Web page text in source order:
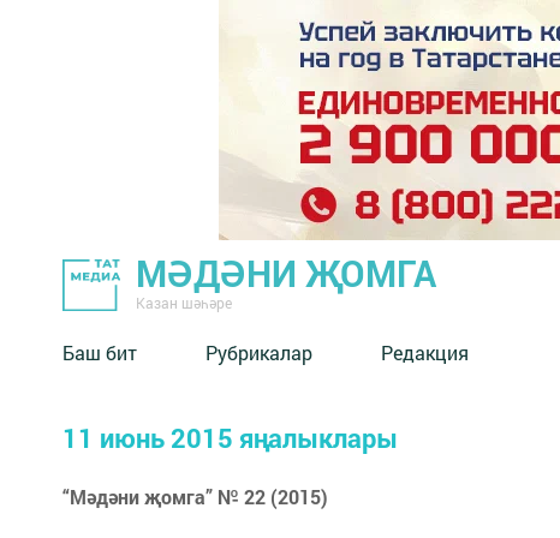
МӘДӘНИ ҖОМГА
Казан шәһәре
Баш бит Рубрикалар Редакция
11 июнь 2015 яңалыклары
“Мәдәни җомга” № 22 (2015)